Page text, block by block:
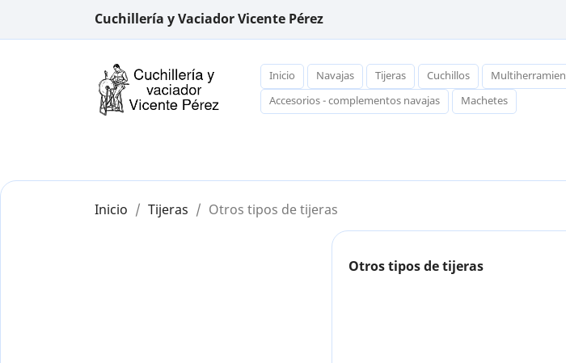
Cuchillería y Vaciador Vicente Pérez
Inicio Navajas Tijeras Cuchillos
Accesorios - complementos navajas
Machetes
Inicio Tijeras Otros tipos de tijeras
Otros tipos de tijeras